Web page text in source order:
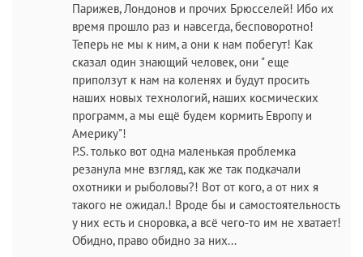
Парижев, Лондонов и прочих Брюсселей! Ибо их
время прошло раз и навсегда, бесповоротно!
Теперь не мы к ним, а они к нам побегут! Как
сказал один знающий человек, они " еще
приползут к нам на коленях и будут просить
наших новых технологий, наших космических
программ, а мы ещё будем кормить Европу и
Америку"!
P.S. только вот одна маленькая проблемка
резанула мне взгляд, как же так подкачали
охотники и рыболовы?! Вот от кого, а от них я
такого не ожидал.! Вроде бы и самостоятельность
у них есть и сноровка, а всё чего-то им не хватает!
Обидно, право обидно за них...